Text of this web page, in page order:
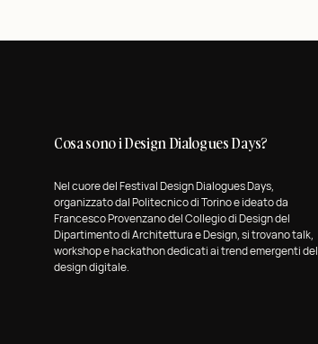
Cosa sono i Design Dialogues Days?
Nel cuore del Festival Design Dialogues Days,
organizzato dal Politecnico di Torino e ideato da
Francesco Provenzano del Collegio di Design del
Dipartimento di Architettura e Design, si trovano talk,
workshop e hackathon dedicati ai trend emergenti del
design digitale.